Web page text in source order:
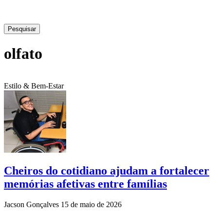
Pesquisar
olfato
Estilo & Bem-Estar
Cheiros do cotidiano ajudam a fortalecer
memórias afetivas entre famílias
Jacson Gonçalves 15 de maio de 2026